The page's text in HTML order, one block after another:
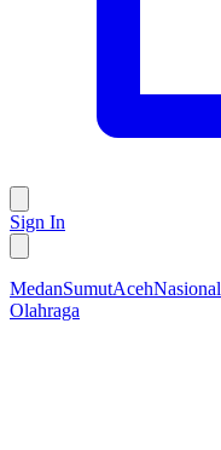
Sign In
MedanSumutAcehNasional
Olahraga